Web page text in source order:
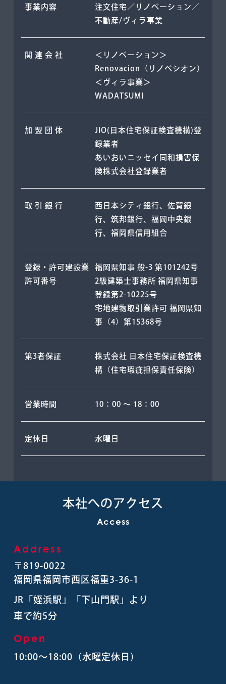
事業内容
注文住宅／リノベーション／
不動産/ヴィラ事業
関 連 会 社
＜リノベーション＞
Renovacion（リノベシオン）
＜ヴィラ事業＞
WADATSUMI
加 盟 団 体
JIO(日本住宅保証検査機構)登
録業者
あいおいニッセイ同和損害保
険株式会社登録業者
取 引 銀 行
西日本シティ銀行、佐賀銀
行、筑邦銀行、福岡中央銀
行、福岡県信用組合
登録・許可建設業
許可番号
福岡県知事 般-3 第101242号
2級建築⼠事務所 福岡県知事
登録第2-10225号
宅地建物取引業許可 福岡県知
事（4）第15368号
第3者保証
株式会社 日本住宅保証検査機
構（住宅瑕疵担保責任保険）
営業時間 10：00 〜 18：00
定休⽇ ⽔曜⽇
本社へのアクセス
Access
Address
〒819-0022
福岡県福岡市⻄区福重3-36-1
JR「姪浜駅」「下⼭⾨駅」より
⾞で約5分
Open
10:00〜18:00（⽔曜定休⽇）